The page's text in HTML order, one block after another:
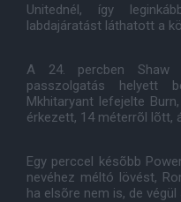
Unitednél, így
labdajáratást láthatott a
A 24. percben Shaw
passzolgatás helyett
Mkhitaryant lefejelte
érkezett, 14 méterrõl lõtt,
Egy perccel késõbb
nevéhez méltó lövést,
ha elsõre nem is, de